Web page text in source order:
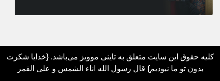
کلیه حقوق این سایت متعلق به تاینی موویز می‌باشد. {خدایا شکرت
بدون تو ما نبودیم} قال رسول الله اناء الشمس و علی القمر